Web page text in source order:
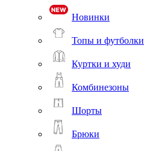
Новинки
Топы и футболки
Куртки и худи
Комбинезоны
Шорты
Брюки